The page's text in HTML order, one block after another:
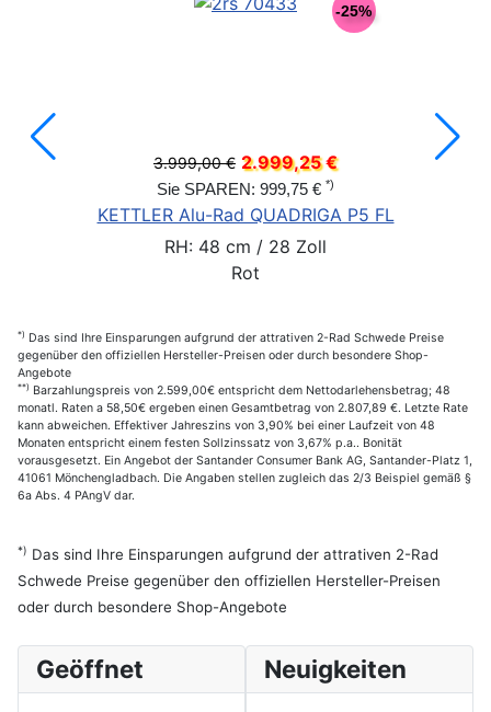
-25%
3.999,00 € 2.999,25 €
Sie SPAREN: 999,75 € *)
KETTLER Alu-Rad QUADRIGA P5 FL
RH: 48 cm / 28 Zoll
Rot
*) Das sind Ihre Einsparungen aufgrund der attrativen 2-Rad Schwede Preise
gegenüber den offiziellen Hersteller-Preisen oder durch besondere Shop-
Angebote
**) Barzahlungspreis von 2.599,00€ entspricht dem Nettodarlehensbetrag; 48
monatl. Raten a 58,50€ ergeben einen Gesamtbetrag von 2.807,89 €. Letzte Rate
kann abweichen. Effektiver Jahreszins von 3,90% bei einer Laufzeit von 48
Monaten entspricht einem festen Sollzinssatz von 3,67% p.a.. Bonität
vorausgesetzt. Ein Angebot der Santander Consumer Bank AG, Santander-Platz 1,
41061 Mönchengladbach. Die Angaben stellen zugleich das 2/3 Beispiel gemäß §
6a Abs. 4 PAngV dar.
*) Das sind Ihre Einsparungen aufgrund der attrativen 2-Rad
Schwede Preise gegenüber den offiziellen Hersteller-Preisen
oder durch besondere Shop-Angebote
Geöffnet Neuigkeiten